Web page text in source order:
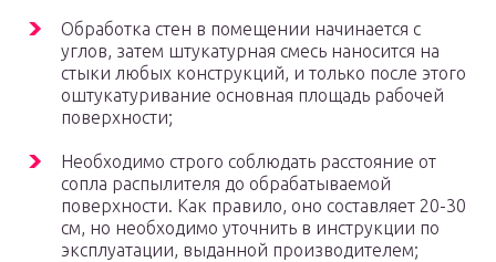
Обработка стен в помещении начинается с
углов, затем штукатурная смесь наносится на
стыки любых конструкций, и только после этого
оштукатуривание основная площадь рабочей
поверхности;
Необходимо строго соблюдать расстояние от
сопла распылителя до обрабатываемой
поверхности. Как правило, оно составляет 20-30
см, но необходимо уточнить в инструкции по
эксплуатации, выданной производителем;